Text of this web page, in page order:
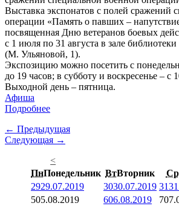
Выставка экспонатов с полей сражений
операции «Память о павших –
посвященная Дню ветеранов боевых
с 1 июля по 31 августа в зале
(М. Ульяновой, 1).
Экспозицию можно посетить с
до 19 часов; в субботу и воскресенье – с
Выходной день – пятница.
Афиша
Подробнее
← Предыдущая
Следующая →
<
ПнПонедельник ВтВторник Ср
2929.07.2019 3030.07.2019 31
505.08.2019 606.08.2019 7